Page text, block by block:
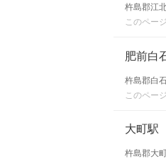
杵島郡江
このペー
肥前白
杵島郡白
このペー
大町駅
杵島郡大